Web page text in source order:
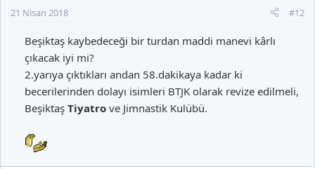
21 Nisan 2018 #12
Beşiktaş kaybedeceği bir turdan maddi manevi kârlı
çıkacak iyi mi?​
2.yarıya çıktıkları andan 58.dakikaya kadar ki
becerilerinden dolayı isimleri BTJK olarak revize edilmeli,
Beşiktaş Tiyatro ve Jimnastik Kulübü.​